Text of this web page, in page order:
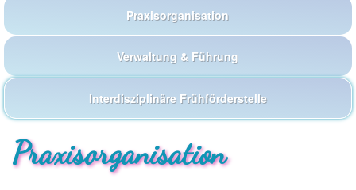
Praxisorganisation
Verwaltung & Führung
Interdisziplinäre Frühförderstelle
Praxisorganisation